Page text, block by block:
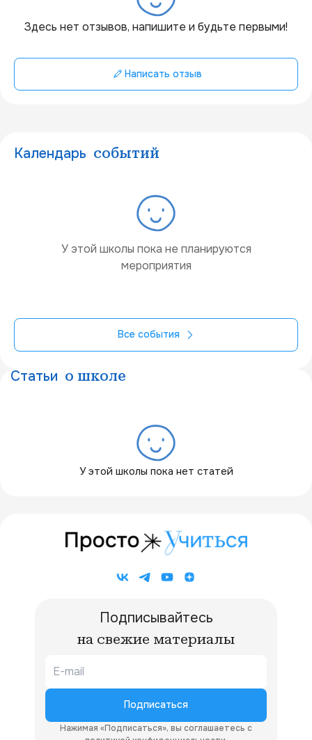
Здесь нет отзывов, напишите и будьте первыми!
Написать отзыв
Календарь событий
У этой школы пока не планируются
мероприятия
Все события
Статьи о школе
У этой школы пока нет статей
Подписывайтесь
на свежие материалы
Подписаться
Нажимая «Подписаться», вы соглашаетесь с